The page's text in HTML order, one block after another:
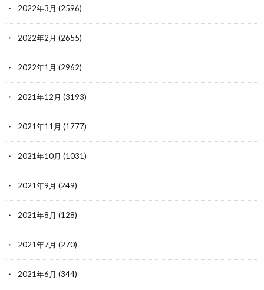
2022年3月 (2596)
2022年2月 (2655)
2022年1月 (2962)
2021年12月 (3193)
2021年11月 (1777)
2021年10月 (1031)
2021年9月 (249)
2021年8月 (128)
2021年7月 (270)
2021年6月 (344)